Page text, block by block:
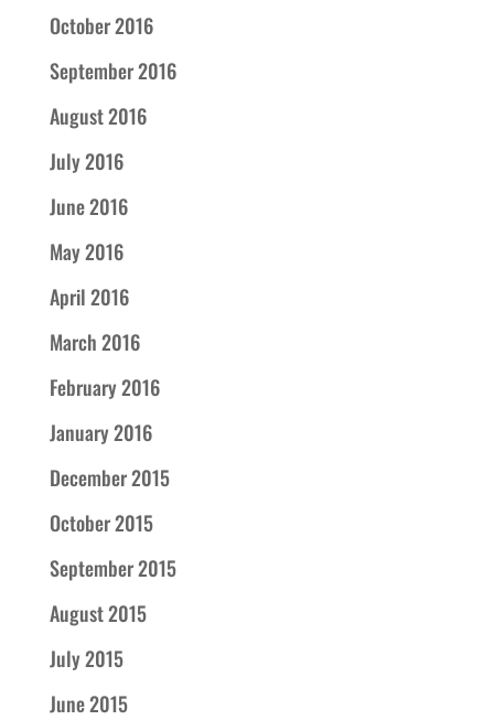
October 2016
September 2016
August 2016
July 2016
June 2016
May 2016
April 2016
March 2016
February 2016
January 2016
December 2015
October 2015
September 2015
August 2015
July 2015
June 2015